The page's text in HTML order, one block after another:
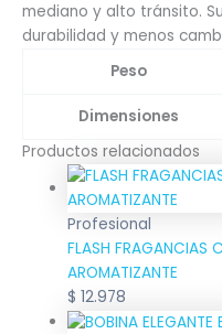
mediano y alto tránsito.
durabilidad y menos
Peso
Dimensiones
Productos relacionados
Profesional
FLASH FRAGANCIAS
AROMATIZANTE
$ 12.978